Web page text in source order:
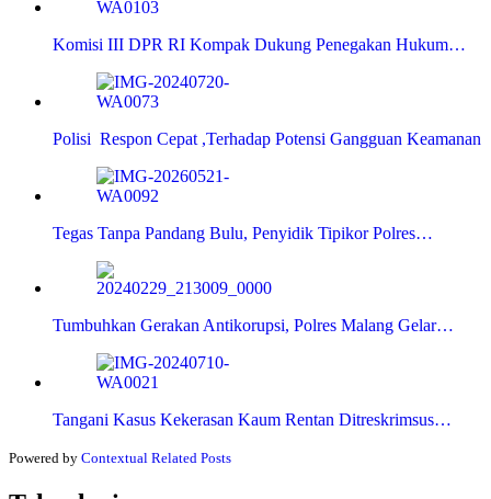
Komisi III DPR RI Kompak Dukung Penegakan Hukum…
Polisi Respon Cepat ,Terhadap Potensi Gangguan Keamanan
Tegas Tanpa Pandang Bulu, Penyidik Tipikor Polres…
Tumbuhkan Gerakan Antikorupsi, Polres Malang Gelar…
Tangani Kasus Kekerasan Kaum Rentan Ditreskrimsus…
Powered by Contextual Related Posts